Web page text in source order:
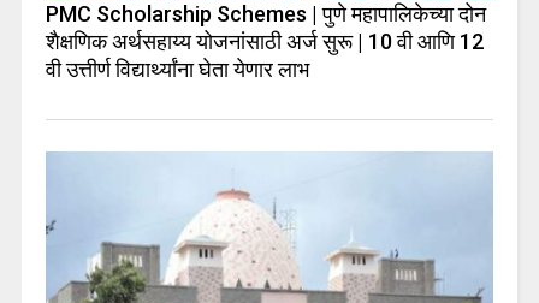
PMC Scholarship Schemes | पुणे महापालिकेच्या दोन
शैक्षणिक अर्थसहाय्य योजनांसाठी अर्ज सुरू | 10 वी आणि 12
वी उत्तीर्ण विद्यार्थ्यांना घेता येणार लाभ